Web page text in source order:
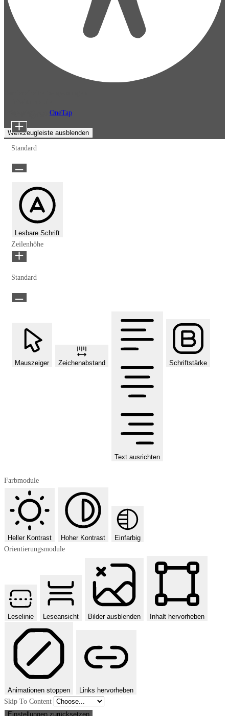
OneTap
Werkzeugleiste ausblenden
Standard
Lesbare Schrift
Zeilenhöhe
Standard
Mauszeiger Zeichenabstand
Text ausrichten
Schriftstärke
Farbmodule
Heller Kontrast Hoher Kontrast
Einfarbig
Orientierungsmodule
Leselinie Leseansicht Bilder ausblenden Inhalt hervorheben
Animationen stoppen
Links hervorheben
Skip To Content
Einstellungen zurücksetzen